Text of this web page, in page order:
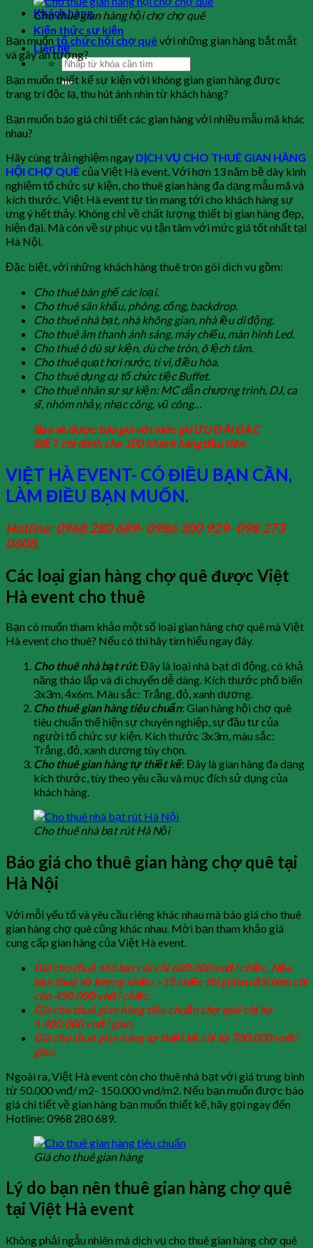
Khách hàng
Kiến thức sự kiện
Liên hệ
Cho thuê gian hàng hội chợ chợ quê
Bạn muốntổ chức hội chợ quêvới những gian hàng bắt mắt
và gây ấn tượng?
Bạn muốn thiết kế sự kiện với không gian gian hàng được
trang trí độc lạ, thu hút ánh nhìn từ khách hàng?
Bạn muốn báo giá chi tiết các gian hàng với nhiều mẫu mã khác
nhau?
Hãy cùng trải nghiệm ngay DỊCH VỤ CHO THUÊ GIAN HÀNG
HỘI CHỢ QUÊcủa Việt Hà event. Với hơn 13 năm bề dày kinh
nghiệm tổ chức sự kiện, cho thuê gian hàng đa dạng mẫu mã và
kích thước. Việt Hà event tự tin mang tới cho khách hàng sự
ưng ý hết thảy. Không chỉ về chất lượng thiết bị gian hàng đẹp,
hiện đại. Mà còn về sự phục vụ tận tâm với mức giá tốt nhất tại
Hà Nội.
Đặc biệt, với những khách hàng thuê trọn gói dịch vụ gồm:
Cho thuê bàn ghế các loại.
Cho thuê sân khấu, phông, cổng, backdrop.
Cho thuê nhà bạt, nhà không gian, nhà lều di động.
Cho thuê âm thanh ánh sáng, máy chiếu, màn hình Led.
Cho thuê ô dù sự kiện, dù che tròn, ô lệch tâm.
Cho thuê quạt hơi nước, ti vi, điều hòa.
Cho thuê dụng cụ tổ chức tiệc Buffet.
Cho thuê nhân sự sự kiện: MC dẫn chương trình, DJ, ca
sĩ, nhóm nhảy, nhạc công, vũ công…
Bạn sẽ được báo giá với mức giá ƯU ĐÃI ĐẶC
BIỆT chỉ dành cho 100 khách hàng đầu tiên.
VIỆT HÀ EVENT- CÓ ĐIỀU BẠN CẦN,
LÀM ĐIỀU BẠN MUỐN.
Hotline: 0968 280 689- 0986 300 929- 098 273
0608.
Các loại gian hàng chợ quê được Việt
Hà event cho thuê
Bạn có muốn tham khảo một số loại gian hàng chợ quê mà Việt
Hà event cho thuê? Nếu có thì hãy tìm hiểu ngay đây.
Cho thuê nhà bạt rút: Đây là loại nhà bạt di động, có khả
năng tháo lắp và di chuyển dễ dàng. Kích thước phổ biến
3x3m, 4x6m. Màu sắc: Trắng, đỏ, xanh dương.
Cho thuê gian hàng tiêu chuẩn: Gian hàng hội chợ quê
tiêu chuẩn thể hiện sự chuyên nghiệp, sự đầu tư của
người tổ chức sự kiện. Kích thước 3x3m, màu sắc:
Trắng, đỏ, xanh dương tùy chọn.
Cho thuê gian hàng tự thiết kế: Đây là gian hàng đa dạng
kích thước, tùy theo yêu cầu và mục đích sử dụng của
khách hàng.
Cho thuê nhà bạt rút Hà Nội
Báo giá cho thuê gian hàng chợ quê tại
Hà Nội
Với mỗi yếu tố và yêu cầu riêng khác nhau mà báo giá cho thuê
gian hàng chợ quê cũng khác nhau. Mời bạn tham khảo giá
cung cấp gian hàng của Việt Hà event.
Giá cho thuê nhà bạt rút chỉ 600.000 vnđ/ chiếc. Nếu
bạn thuê số lượng nhiều >15 chiếc thì giá ưu đãi hơn chỉ
còn 450.000 vnđ/ chiếc.
Giá cho thuê gian hàng tiêu chuẩn chợ quê chỉ từ
1.400.000 vnđ/ gian.
Giá cho thuê gian hàng tự thiết kế chỉ từ 700.000 vnđ/
gian.
Ngoài ra, Việt Hà event còn cho thuê nhà bạt với giá trung bình
từ 50.000 vnđ/ m2- 150.000 vnd/m2. Nếu bạn muốn được báo
giá chi tiết về gian hàng bạn muốn thiết kế, hãy gọi ngay đến
Hotline: 0968 280 689.
Giá cho thuê gian hàng
Lý do bạn nên thuê gian hàng chợ quê
tại Việt Hà event
Không phải ngẫu nhiên mà dịch vụ cho thuê gian hàng chợ quê